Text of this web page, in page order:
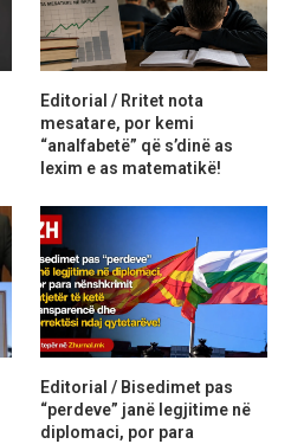
Editorial / Rritet nota
mesatare, por kemi
“analfabetë” që s’dinë as
lexim e as matematikë!
Editorial / Bisedimet pas
“perdeve” janë legjitime në
diplomaci, por para